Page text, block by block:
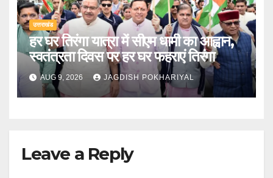
उत्तराखंड
हर घर तिरंगा यात्रा में सीएम धामी का आह्वान,
स्वतंत्रता दिवस पर हर घर फहराएं तिरंगा
AUG 9, 2026 JAGDISH POKHARIYAL
Leave a Reply